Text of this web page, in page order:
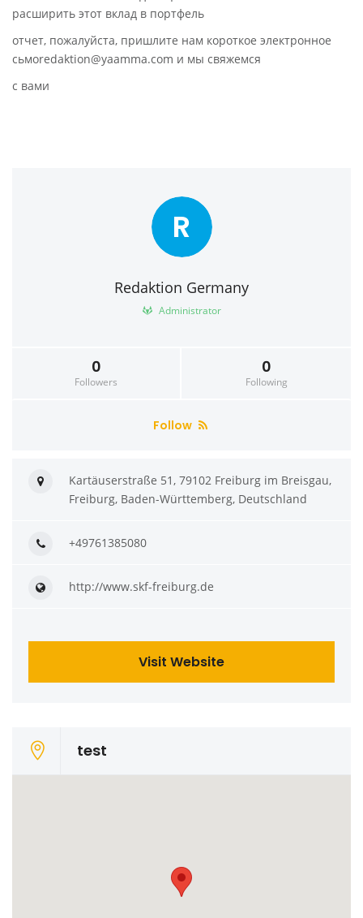
расширить этот вклад в портфель
отчет, пожалуйста, пришлите нам короткое электронное
сьмоredaktion@yaamma.com и мы свяжемся
с вами
R
Redaktion Germany
Administrator
0
Followers
0
Following
Follow
Kartäuserstraße 51, 79102 Freiburg im Breisgau,
Freiburg, Baden-Württemberg, Deutschland
+49761385080
http://www.skf-freiburg.de
Visit Website
test